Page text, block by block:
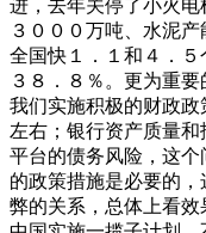
进，去年关停了小火
３０００万吨、水泥
全国快１．１和４．
３８．８％。更为重
我们实施积极的财政
左右；银行资产质量
平台的债务风险，这
的政策措施是必要的
弊的关系，总体上看效